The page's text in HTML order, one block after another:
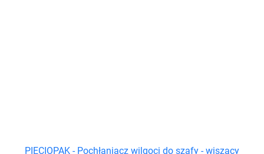
PIĘCIOPAK - Pochłaniacz wilgoci do szafy - wiszący